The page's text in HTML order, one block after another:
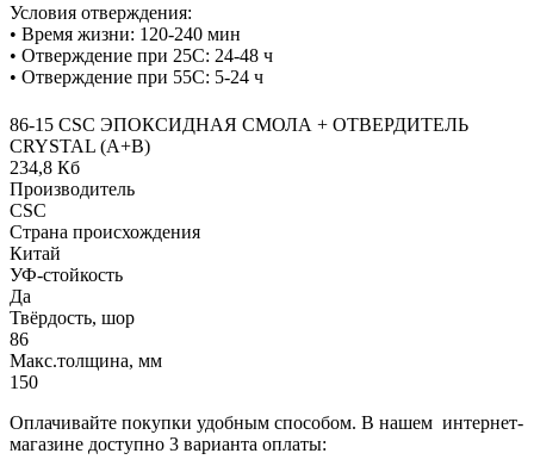
Условия отверждения:
• Время жизни: 120-240 мин
• Отверждение при 25С: 24-48 ч
• Отверждение при 55С: 5-24 ч
86-15 CSC ЭПОКСИДНАЯ СМОЛА + ОТВЕРДИТЕЛЬ
CRYSTAL (А+В)
234,8 Кб
Производитель
CSC
Страна происхождения
Китай
УФ-стойкость
Да
Твёрдость, шор
86
Макс.толщина, мм
150
Оплачивайте покупки удобным способом. В нашем интернет-
магазине доступно 3 варианта оплаты: